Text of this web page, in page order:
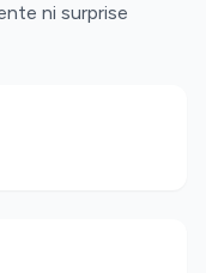
ni surprise